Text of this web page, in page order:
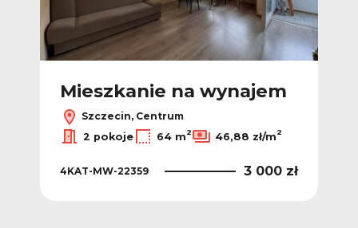
Mieszkanie na wynajem
Szczecin, Centrum
2 pokoje
64 m2 46,88 zł/m2
4KAT-MW-22359 3 000 zł